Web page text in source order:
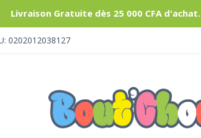
Livraison Gratuite dès 25 000 CFA d'achat.
0202012038127